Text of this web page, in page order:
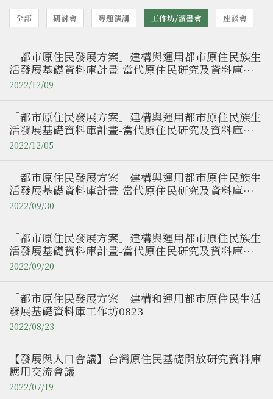
全部 研討會 專題演講 工作坊/讀書會 座談會
「都市原住民發展方案」建構與運用都市原住民族生
活發展基礎資料庫計畫-當代原住民研究及資料庫使
用工作坊1209
2022/12/09
「都市原住民發展方案」建構與運用都市原住民族生
活發展基礎資料庫計畫-當代原住民研究及資料庫使
用工作坊1205
2022/12/05
「都市原住民發展方案」建構與運用都市原住民族生
活發展基礎資料庫計畫-當代原住民研究及資料庫使
用工作坊0930
2022/09/30
「都市原住民發展方案」建構與運用都市原住民族生
活發展基礎資料庫計畫-當代原住民研究及資料庫使
用工作坊0920
2022/09/20
「都市原住民發展方案」建構和運用都市原住民生活
發展基礎資料庫工作坊0823
2022/08/23
【發展與人口會議】台灣原住民基礎開放研究資料庫
應用交流會議
2022/07/19